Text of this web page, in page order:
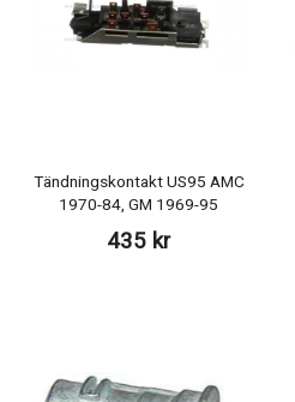
Tändningskontakt US95 AMC
1970-84, GM 1969-95
435 kr